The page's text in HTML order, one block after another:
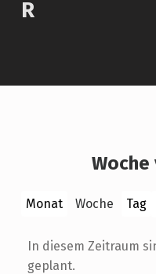
R
Woche
Monat Woche Tag
In diesem Zeitraum
geplant.